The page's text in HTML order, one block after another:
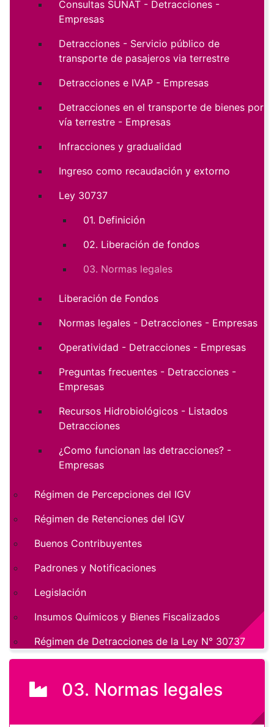
03. Normas legales
Consultas SUNAT - Detracciones -
Empresas
Detracciones - Servicio público de
transporte de pasajeros via terrestre
Detracciones e IVAP - Empresas
Detracciones en el transporte de bienes por
vía terrestre - Empresas
Infracciones y gradualidad
Ingreso como recaudación y extorno
Ley 30737
01. Definición
02. Liberación de fondos
03. Normas legales
Liberación de Fondos
Normas legales - Detracciones - Empresas
Operatividad - Detracciones - Empresas
Preguntas frecuentes - Detracciones -
Empresas
Recursos Hidrobiológicos - Listados
Detracciones
¿Como funcionan las detracciones? -
Empresas
Régimen de Percepciones del IGV
Régimen de Retenciones del IGV
Buenos Contribuyentes
Padrones y Notificaciones
Legislación
Insumos Químicos y Bienes Fiscalizados
Régimen de Detracciones de la Ley N° 30737